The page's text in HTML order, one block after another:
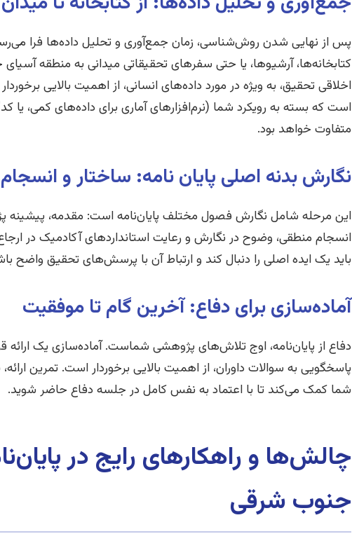
پس از نهایی شدن روش‌شناسی، زمان جمع‌آوری و تحلیل داده‌ها فرا
کتابخانه‌ها، آرشیوها، یا حتی سفرهای تحقیقاتی میدانی به منطقه
اخلاقی تحقیق، به ویژه در مورد داده‌های انسانی، از اهمیت بالایی
است که بسته به رویکرد شما (نرم‌افزارهای آماری برای داده‌های کمی،
متفاوت خواهد بود.
نگارش بدنه اصلی پایان نامه: ساختار و انسجام
این مرحله شامل نگارش فصول مختلف پایان‌نامه است: مقدمه،
انسجام منطقی، وضوح در نگارش و رعایت استانداردهای آکادمیک در
باید یک ایده اصلی را دنبال کند و ارتباط آن با پرسش‌های تحقیق واضح
آماده‌سازی برای دفاع: آخرین گام تا موفقیت
دفاع از پایان‌نامه، اوج تلاش‌های پژوهشی شماست. آماده‌سازی یک ارائه
پاسخگویی به سوالات داوران، از اهمیت بالایی برخوردار است. تمرین
شما کمک می‌کند تا با اعتماد به نفس کامل در جلسه دفاع حاضر شوید.
چالش‌ها و راهکارهای رایج در
جنوب شرقی